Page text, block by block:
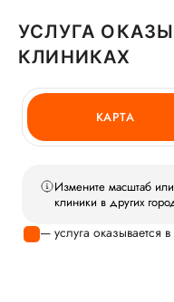
УСЛУГА
КЛИНИКАХ
КАРТА
Измените масштаб
клиники в других
— услуга оказывается